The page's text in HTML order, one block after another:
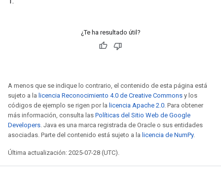
¿Te ha resultado útil?
A menos que se indique lo contrario, el contenido de esta página está
sujeto a la licencia Reconocimiento 4.0 de Creative Commons y los
códigos de ejemplo se rigen por la licencia Apache 2.0. Para obtener
más información, consulta las Políticas del Sitio Web de Google
Developers. Java es una marca registrada de Oracle o sus entidades
asociadas. Parte del contenido está sujeto a la licencia de NumPy.
Última actualización: 2025-07-28 (UTC).